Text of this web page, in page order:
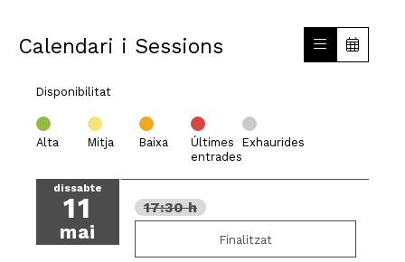
Calendari i Sessions
Disponibilitat
Alta Mitja Baixa
Últimes
entrades
Exhaurides
dissabte
11
mai
17:30 h
Finalitzat